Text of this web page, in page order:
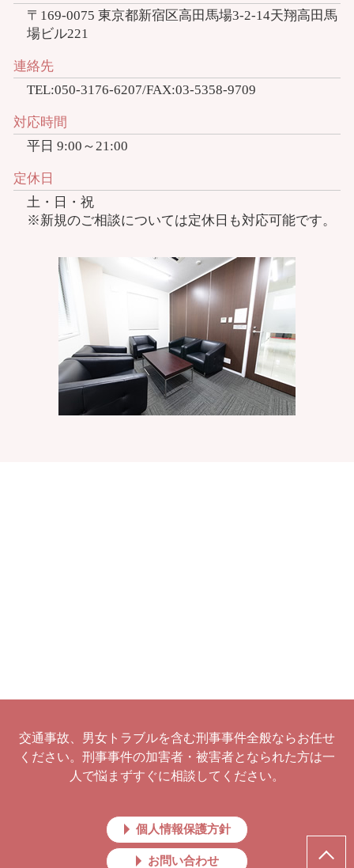
〒169-0075 東京都新宿区高田馬場3-2-14天翔高田馬
場ビル221
連絡先
TEL:050-3176-6207/FAX:03-5358-9709
対応時間
平日 9:00～21:00
定休日
土・日・祝
※新規のご相談については定休日も対応可能です。
交通事故、男女トラブルを含む刑事事件全般ならお任せ
ください。刑事事件の加害者・被害者となられた方は一
人で悩まずすぐに相談してください。
個人情報保護方針
お問い合わせ